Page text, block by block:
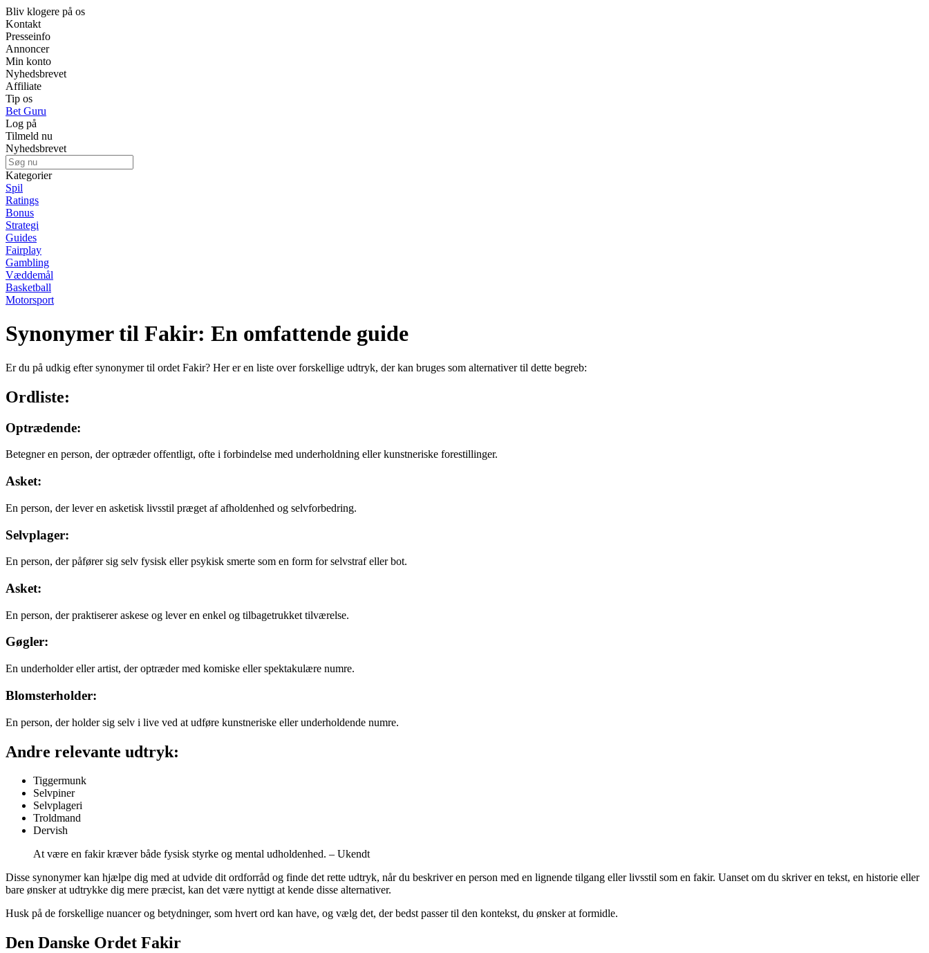
Bliv klogere på os
Kontakt
Presseinfo
Annoncer
Min konto
Nyhedsbrevet
Affiliate
Tip os
Bet Guru
Log på
Tilmeld nu
Nyhedsbrevet
Kategorier
Spil
Ratings
Bonus
Strategi
Guides
Fairplay
Gambling
Væddemål
Basketball
Motorsport
Synonymer til Fakir: En omfattende guide
Er du på udkig efter synonymer til ordet Fakir? Her er en liste over forskellige udtryk, der kan bruges som alternativer til dette begreb:
Ordliste:
Optrædende:
Betegner en person, der optræder offentligt, ofte i forbindelse med underholdning eller kunstneriske forestillinger.
Asket:
En person, der lever en asketisk livsstil præget af afholdenhed og selvforbedring.
Selvplager:
En person, der påfører sig selv fysisk eller psykisk smerte som en form for selvstraf eller bot.
Asket:
En person, der praktiserer askese og lever en enkel og tilbagetrukket tilværelse.
Gøgler:
En underholder eller artist, der optræder med komiske eller spektakulære numre.
Blomsterholder:
En person, der holder sig selv i live ved at udføre kunstneriske eller underholdende numre.
Andre relevante udtryk:
Tiggermunk
Selvpiner
Selvplageri
Troldmand
Dervish
At være en fakir kræver både fysisk styrke og mental udholdenhed. – Ukendt
Disse synonymer kan hjælpe dig med at udvide dit ordforråd og finde det rette udtryk, når du beskriver en person med en lignende tilgang eller livsstil som en fakir. Uanset om du skriver en tekst, en historie eller
bare ønsker at udtrykke dig mere præcist, kan det være nyttigt at kende disse alternativer.
Husk på de forskellige nuancer og betydninger, som hvert ord kan have, og vælg det, der bedst passer til den kontekst, du ønsker at formidle.
Den Danske Ordet Fakir